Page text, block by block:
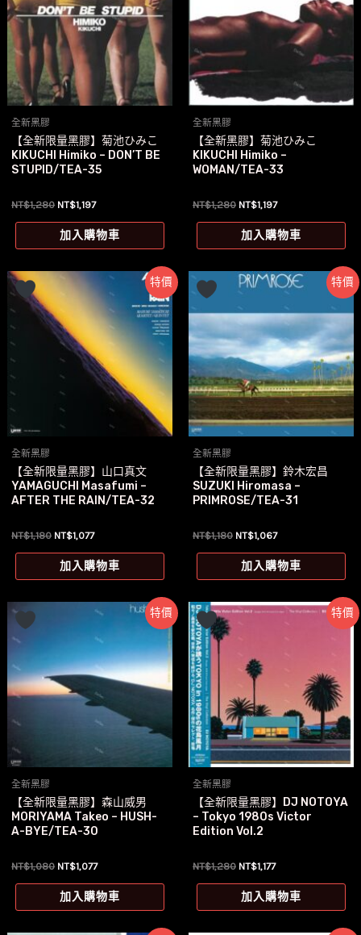
全新黑膠
【全新限量黑膠】菊池ひみこ
KIKUCHI Himiko – DON’T BE
STUPID/TEA-35
NT$1,280 原
價
格：
NT$1,197目
價
格：
加入購物車
全新黑膠
【全新黑膠】菊池ひみこ
KIKUCHI Himiko –
WOMAN/TEA-33
NT$1,280 原
價
格：
NT$1,197目
價
格：
加入購物車
特價
全新黑膠
【全新限量黑膠】山口真文
YAMAGUCHI Masafumi –
AFTER THE RAIN/TEA-32
NT$1,180 原
價
格：
NT$1,077目
價
格：
加入購物車
特價
全新黑膠
【全新限量黑膠】鈴木宏昌
SUZUKI Hiromasa –
PRIMROSE/TEA-31
NT$1,180 原
價
格：
NT$1,067目
價
格：
加入購物車
特價
全新黑膠
【全新限量黑膠】森山威男
MORIYAMA Takeo – HUSH-
A-BYE/TEA-30
NT$1,080 原
價
格：
NT$1,077目
價
格：
加入購物車
特價
全新黑膠
【全新限量黑膠】DJ NOTOYA
– Tokyo 1980s Victor
Edition Vol.2
NT$1,280 原
價
格：
NT$1,177目
價
格：
加入購物車